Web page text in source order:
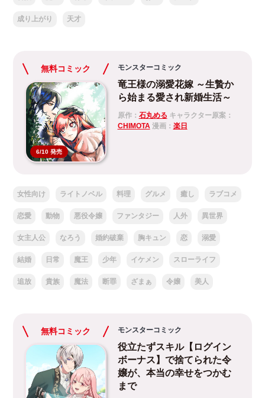
成り上がり 天才
無料コミック
6/10 発売
モンスターコミック
竜王様の溺愛花嫁 ～生贄か
ら始まる愛され新婚生活～
原作： 石丸める キャラクター原案：
CHIMOTA漫画： 楽日
女性向け ライトノベル 料理 グルメ 癒し ラブコメ
恋愛 動物 悪役令嬢 ファンタジー 人外 異世界
女主人公 なろう 婚約破棄 胸キュン 恋 溺愛
結婚 日常 魔王 少年 イケメン スローライフ
追放 貴族 魔法 断罪 ざまぁ 令嬢 美人
無料コミック モンスターコミック
役立たずスキル【ログイン
ボーナス】で捨てられた令
嬢が、本当の幸せをつかむ
まで